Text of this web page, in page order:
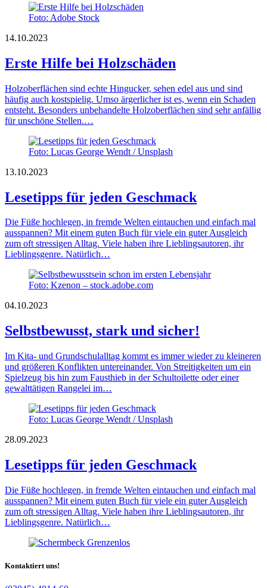
Foto: Adobe Stock
14.10.2023
Erste Hilfe bei Holzschäden
Holzoberflächen sind echte Hingucker, sehen edel aus und sind
häufig auch kostspielig. Umso ärgerlicher ist es, wenn ein Schaden
entsteht. Besonders unbehandelte Holzoberflächen sind sehr anfällig
für unschöne Stellen.…
Foto: Lucas George Wendt / Unsplash
13.10.2023
Lesetipps für jeden Geschmack
Die Füße hochlegen, in fremde Welten eintauchen und einfach mal
ausspannen? Mit einem guten Buch für viele ein guter Ausgleich
zum oft stressigen Alltag. Viele haben ihre Lieblingsautoren, ihr
Lieblingsgenre. Natürlich…
Foto: Kzenon – stock.adobe.com
04.10.2023
Selbstbewusst, stark und sicher!
Im Kita- und Grundschulalltag kommt es immer wieder zu kleineren
und größeren Konflikten untereinander. Von Streitigkeiten um ein
Spielzeug bis hin zum Fausthieb in der Schultoilette oder einer
gewalttätigen Rangelei im…
Foto: Lucas George Wendt / Unsplash
28.09.2023
Lesetipps für jeden Geschmack
Die Füße hochlegen, in fremde Welten eintauchen und einfach mal
ausspannen? Mit einem guten Buch für viele ein guter Ausgleich
zum oft stressigen Alltag. Viele haben ihre Lieblingsautoren, ihr
Lieblingsgenre. Natürlich…
Kontaktiert uns!